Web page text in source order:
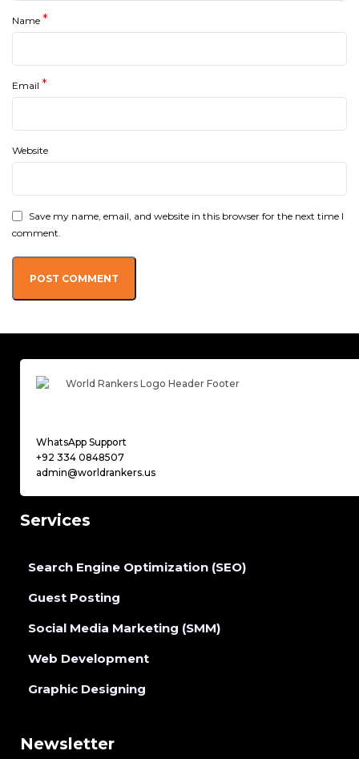
Name *
Email *
Website
Save my name, email, and website in this browser for the next time I
comment.
WhatsApp Support
+92 334 0848507
admin@worldrankers.us
Services
Search Engine Optimization (SEO)
Guest Posting
Social Media Marketing (SMM)
Web Development
Graphic Designing
Newsletter